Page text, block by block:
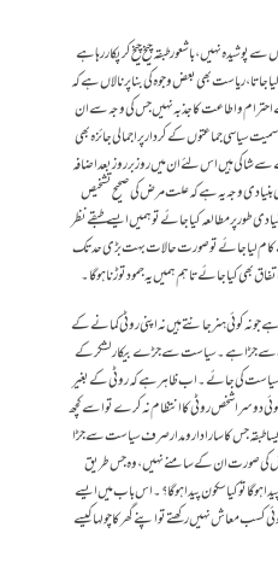
پوشیدہ نہیں، باشعور طبقہ چیخ چیخ کر پکار رہا ہے
ریاست بھی بعض وجوہ کی بنا پر نالاں ہے کہ
احترام و اطاعت کا جذبہ نہیں جس کی وجہ سے ان
سیاسی جماعتوں کے کردار پر اجمالی جائزہ بھی
ہیں اس لئے ان میں روز بر روز بعد اضافہ
بنیادی وجہ یہ ہے کہ علت مرض کی صحیح تشخیص
طور پر مطالعہ کیا جائے تو ہمیں ایسے طبقے نظر
کام لیا جائے تو صورت حالات بہت بڑی حد تک
کیا جائے تاہم ہمیں یہ جمود توڑنا ہوگا۔
جو نہ کوئی ہنر جانتے ہیں نہ اپنی روٹی کمانے کے
سے جڑا ہے۔ سیاست سے جڑے بیکار لشکر کے
کی جائے۔ اب ظاہر ہے کہ روٹی کے بغیر
دوسرا شخص روٹی کا انتظام نہ کرے تو اسے کچھ
طبقہ جس کا سارا دار و مدار صرف سیاست سے جڑا
کی صورت ان کے سامنے نہیں، وہ جس طریق
ہوگا تو کیا سکون پیدا ہوگا؟۔ اس باب میں ایسے
معاش نہیں رکھتے تو اپنے گھر کا چولہا کیسے